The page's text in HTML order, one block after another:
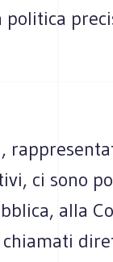
ci sono
alla